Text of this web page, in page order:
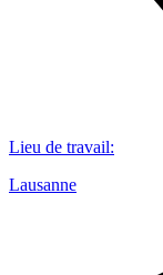
Lieu de travail:
Lausanne